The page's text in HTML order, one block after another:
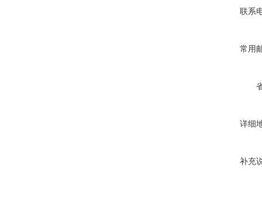
联系
常用
详细
补充